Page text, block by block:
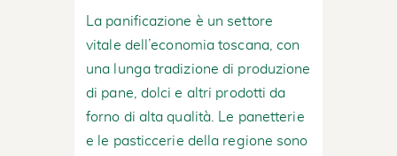
La panificazione è un settore
vitale dell’economia toscana, con
una lunga tradizione di produzione
di pane, dolci e altri prodotti da
forno di alta qualità. Le panetterie
e le pasticcerie della regione sono